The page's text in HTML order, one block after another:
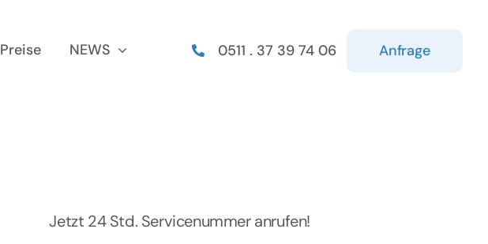
Preise NEWS 0511 . 37 39 74 06 Anfrage
Jetzt 24 Std. Servicenummer anrufen!